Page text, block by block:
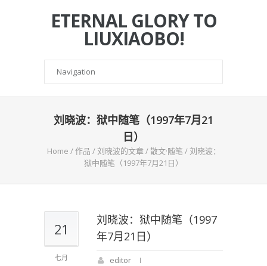
ETERNAL GLORY TO
LIUXIAOBO!
刘晓波：狱中随笔（1997年7月21
日）
Home /作品 /刘晓波的文章/散文·随笔 /刘晓波：
狱中随笔（1997年7月21日）
21
七月
刘晓波：狱中随笔（1997
年7月21日）
editor